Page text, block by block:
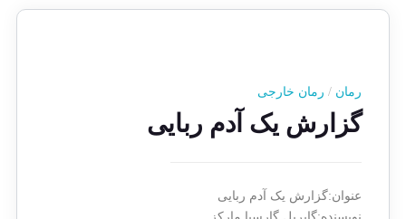
رمان / رمان خارجی
گزارش یک آدم ربایی
عنوان:گزارش یک آدم ربایی
نویسنده:گابریل گارسیا مارکز